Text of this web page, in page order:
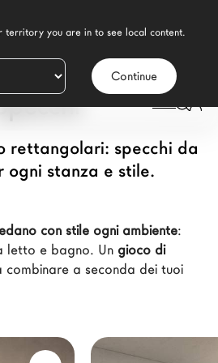
Continue
rettangolari: specchi da
ogni stanza e stile.
con stile ogni ambiente:
letto e bagno. Un gioco di
a seconda dei tuoi